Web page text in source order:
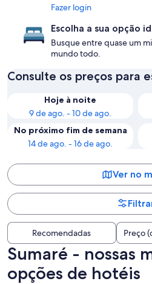
Fazer login
Escolha a sua opção
Busque entre quase um
mundo todo.
Consulte os preços para
Hoje à noite
9 de ago. - 10 de ago.
No próximo fim de semana
14 de ago. - 16 de ago.
Ver no
Recomendadas Preço
Sumaré - nossas
opções de hotéis